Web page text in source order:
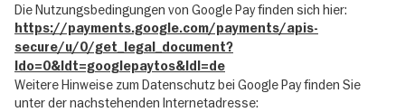
Die Nutzungsbedingungen von Google Pay finden sich hier:
https://payments.google.com/payments/apis-
secure/u/0/get_legal_document?
ldo=0&ldt=googlepaytos&ldl=de
Weitere Hinweise zum Datenschutz bei Google Pay finden Sie
unter der nachstehenden Internetadresse: